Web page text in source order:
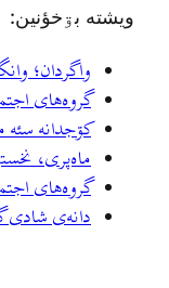
ويشته بۊخؤنين:
واگردان؛
گروه‌های
کۊجدانه سئه
ماه‌پری،
گروه‌های
دانه‌ی